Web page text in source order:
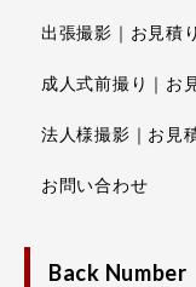
出張撮影｜お見積り
成人式前撮り｜お
法人様撮影｜お見
お問い合わせ
Back Number